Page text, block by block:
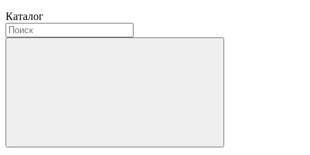
Каталог